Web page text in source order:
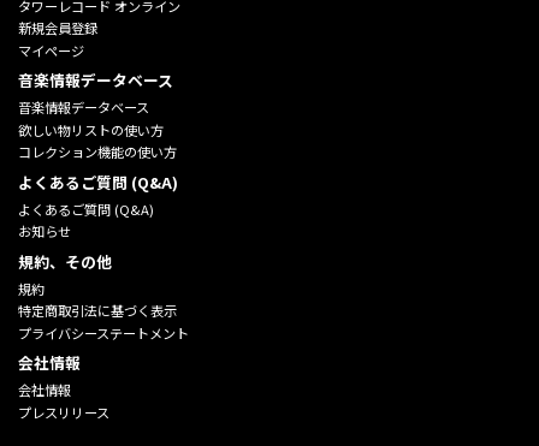
タワーレコード オンライン
新規会員登録
マイページ
音楽情報データベース
音楽情報データベース
欲しい物リストの使い方
コレクション機能の使い方
よくあるご質問 (Q&A)
よくあるご質問 (Q&A)
お知らせ
規約、その他
規約
特定商取引法に基づく表示
プライバシーステートメント
会社情報
会社情報
プレスリリース